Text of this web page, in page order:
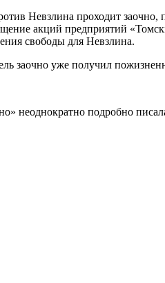
Невзлина проходит
акций предприятий
свободы для Невзлина.
заочно уже получил
неоднократно подробно